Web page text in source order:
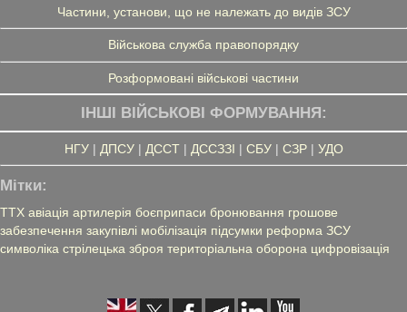
Частини, установи, що не належать до видів ЗСУ
Військова служба правопорядку
Розформовані військові частини
ІНШІ ВІЙСЬКОВІ ФОРМУВАННЯ:
НГУ| ДПСУ| ДССТ| ДССЗЗІ | СБУ| СЗР| УДО
Мітки:
ТТХ авіація артилерія боєприпаси бронювання грошове
забезпечення закупівлі мобілізація підсумки реформа ЗСУ
символіка стрілецька зброя територіальна оборона цифровізація